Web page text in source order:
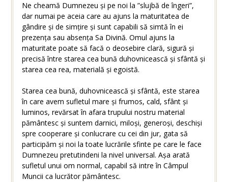
Ne cheamă Dumnezeu și pe noi la ”slujbă de îngeri”,
dar numai pe aceia care au ajuns la maturitatea de
gândire și de simțire și sunt capabili să simtă în ei
prezența sau absența Sa Divină. Omul ajuns la
maturitate poate să facă o deosebire clară, sigură și
precisă între starea cea bună duhovnicească și sfântă și
starea cea rea, materială și egoistă.
Starea cea bună, duhovnicească și sfântă, este starea
în care avem sufletul mare și frumos, cald, sfânt și
luminos, revărsat în afara trupului nostru material
pământesc și suntem darnici, miloși, generoși, deschiși
spre cooperare și conlucrare cu cei din jur, gata să
participăm și noi la toate lucrările sfinte pe care le face
Dumnezeu pretutindeni la nivel universal. Așa arată
sufletul unui om normal, capabil să intre în Câmpul
Muncii ca lucrător pământesc.